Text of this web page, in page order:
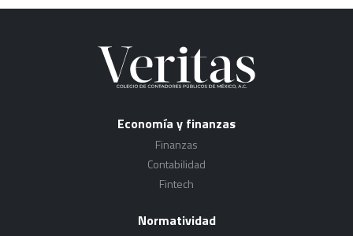
Economía y finanzas
Finanzas
Contabilidad
Fintech
Normatividad